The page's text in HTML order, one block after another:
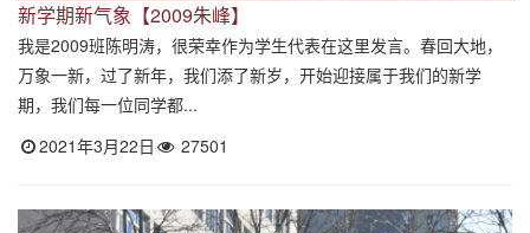
新学期新气象【2009朱峰】
我是2009班陈明涛，很荣幸作为学生代表在这里发言。春回大地，
万象一新，过了新年，我们添了新岁，开始迎接属于我们的新学
期，我们每一位同学都...
2021年3月22日
27501